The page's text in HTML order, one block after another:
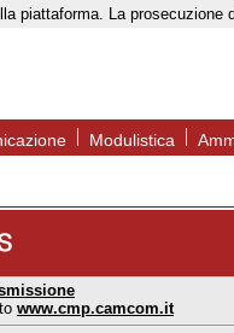
Modulistica
www.cmp.camcom.it
piattaforma. La